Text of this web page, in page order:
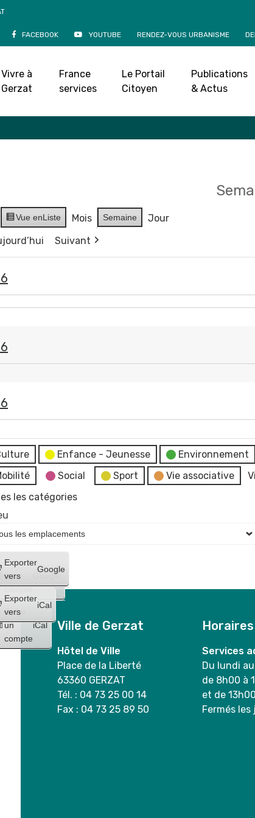
FACEBOOK YOUTUBE RENDEZ-VOUS URBANISME
Vivre à
Gerzat
France
services
Le Portail
Citoyen
Publications
& Actus
Accueil»Agenda
Vue enListe Mois Semaine
Jour
Suivant
Enfance - Jeunesse Environnement
Social Sport Vie associative
les catégories
Créer
un
compte
Google
Créer
un
compte
iCal
Exporter
vers
Google
Exporter
vers
iCal
Ville de Gerzat
Hôtel de Ville
Place de la Liberté
63360 GERZAT
Tél. : 04 73 25 00 14
Fax : 04 73 25 89 50
Services
Du lundi
de 8h00 à
et de
Fermés